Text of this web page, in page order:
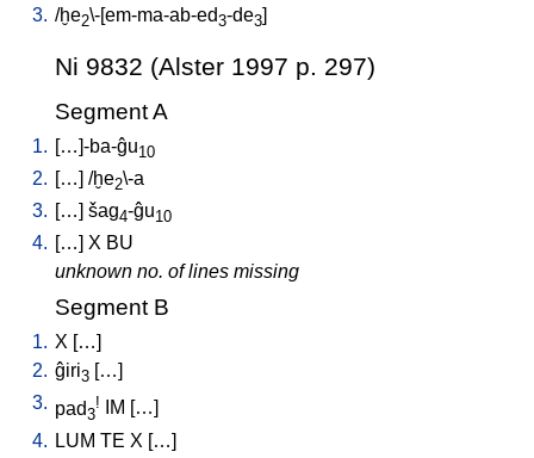
3. /ḫe2\-[em-ma-ab-ed3-de3]
Ni 9832 (Alster 1997 p. 297)
Segment A
1. […]-ba-ĝu10
2. […] /ḫe2\-a
3. […] šag4-ĝu10
4. […] X BU
unknown no. of lines missing
Segment B
1. X […]
2. ĝiri3 […]
3. pad3
! IM …
4. LUM TE X […]